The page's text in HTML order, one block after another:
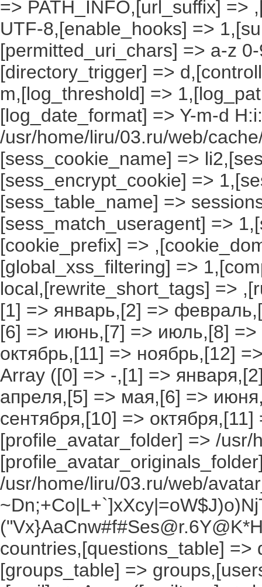
=> PATH_INFO,[url_suffix] =>
UTF-8,[enable_hooks] =>
[permitted_uri_chars] => a-z
[directory_trigger] =>
m,[log_threshold] =>
[log_date_format] => Y-m-d
/usr/home/liru/03.ru/web/
[sess_cookie_name] =>
[sess_encrypt_cookie] =>
[sess_table_name] =>
[sess_match_useragent] =>
[cookie_prefix] =>
[global_xss_filtering] =>
local,[rewrite_short_tags] =>
[1] => январь,[2] =>
[6] => июнь,[7] => июль,[8] =>
октябрь,[11] => ноябрь,[12]
Array ([0] => -,[1] =>
апреля,[5] => мая,[6] =>
сентября,[10] =>
[profile_avatar_folder] => /
/usr/home/liru/03.ru/web/
countries,[questions_table]
[groups_table] =>